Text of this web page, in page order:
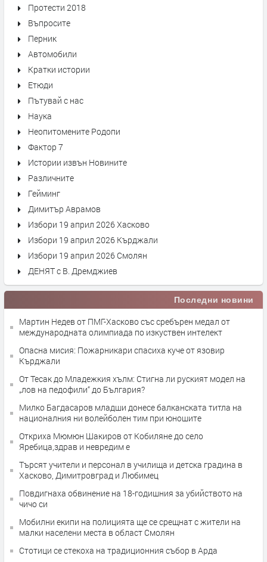
Протести 2018
Въпросите
Перник
Автомобили
Кратки истории
Етюди
Пътувай с нас
Наука
Неопитомените Родопи
Фактор 7
Истории извън Новините
Различните
Гейминг
Димитър Аврамов
Избори 19 април 2026 Хасково
Избори 19 април 2026 Кърджали
Избори 19 април 2026 Смолян
ДЕНЯТ с В. Дремджиев
Последни новини
Мартин Недев от ПМГ-Хасково със сребърен медал от
международната олимпиада по изкуствен интелект
Опасна мисия: Пожарникари спасиха куче от язовир
Кърджали
От Тесак до Младежкия хълм: Стигна ли руският модел на
„лов на педофили“ до България?
Милко Багдасаров младши донесе балканската титла на
националния ни волейболен тим при юношите
Откриха Мюмюн Шакиров от Кобиляне до село
Яребица,здрав и невредим е
Търсят учители и персонал в училища и детска градина в
Хасково, Димитровград и Любимец
Повдигнаха обвинение на 18-годишния за убийството на
чичо си
Мобилни екипи на полицията ще се срещнат с жители на
малки населени места в област Смолян
Стотици се стекоха на традиционния събор в Арда